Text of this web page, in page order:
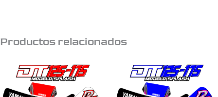
Productos relacionados